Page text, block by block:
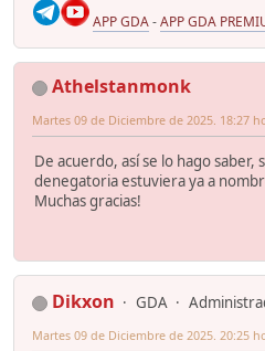
APP GDA-APP GDA
Athelstanmonk
Martes 09 de Diciembre de 2025. 18:27
De acuerdo, así se lo hago saber,
denegatoria estuviera ya a
Muchas gracias!
Dikxon GDA
Martes 09 de Diciembre de 2025. 20:25